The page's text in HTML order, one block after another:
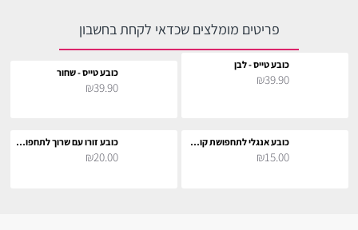
פריטים מומלצים שכדאי לקחת בחשבון
כובע טייס - לבן
₪39.90 כובע טייס - שחור
₪39.90
כובע אנגלי לתחפושת קוספליי
₪15.00
כובע זורו עם שרוך לתחפושת קוספליי
₪20.00